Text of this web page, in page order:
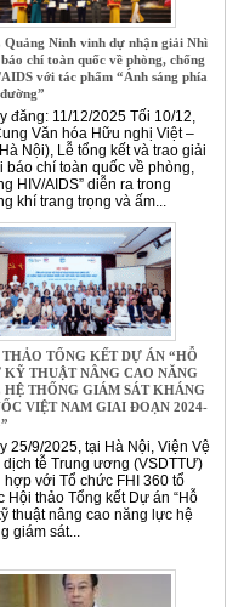
Quảng Ninh vinh dự nhận giải Nhì
chí toàn quốc về phòng, chống
với tác phẩm “Ánh sáng phía
đăng: 11/12/2025 Tối 10/12,
Văn hóa Hữu nghị Việt –
Nội), Lễ tổng kết và trao giải
báo chí toàn quốc về phòng,
HIV/AIDS” diễn ra trong
khí trang trọng và ấm...
TỔNG KẾT DỰ ÁN “HỖ
KỸ THUẬT NÂNG CAO NĂNG
HỆ THỐNG GIÁM SÁT KHÁNG
VIỆT NAM GIAI ĐOẠN 2024-
25/9/2025, tại Hà Nội, Viện Vệ
dịch tễ Trung ương (VSDTTƯ)
hợp với Tổ chức FHI 360 tổ
Hội thảo Tổng kết Dự án “Hỗ
thuật nâng cao năng lực hệ
giám sát...